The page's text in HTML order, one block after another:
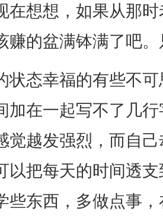
在想想，如果从那
赚的盆满钵满了吧
状态幸福的有些不
加在一起写不了几
觉越发强烈，而自
以把每天的时间透
些东西，多做点事